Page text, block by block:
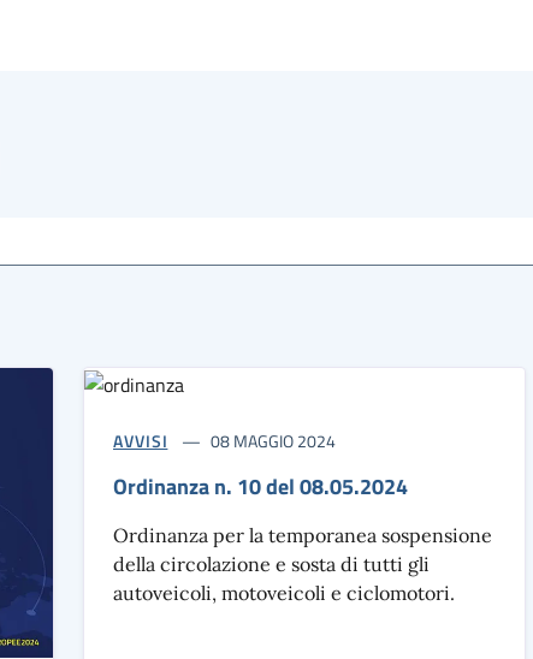
AVVISI 08 MAGGIO 2024
Ordinanza n. 10 del 08.05.2024
Ordinanza per la temporanea sospensione
della circolazione e sosta di tutti gli
autoveicoli, motoveicoli e ciclomotori.